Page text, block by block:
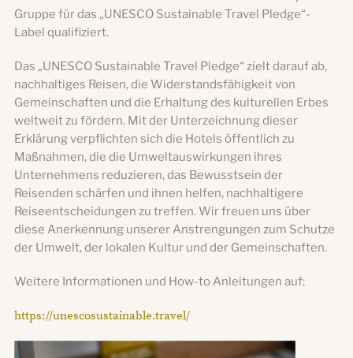
Gruppe für das „UNESCO Sustainable Travel Pledge“-
Label qualifiziert.
Das „UNESCO Sustainable Travel Pledge“ zielt darauf ab,
nachhaltiges Reisen, die Widerstandsfähigkeit von
Gemeinschaften und die Erhaltung des kulturellen Erbes
weltweit zu fördern. Mit der Unterzeichnung dieser
Erklärung verpflichten sich die Hotels öffentlich zu
Maßnahmen, die die Umweltauswirkungen ihres
Unternehmens reduzieren, das Bewusstsein der
Reisenden schärfen und ihnen helfen, nachhaltigere
Reiseentscheidungen zu treffen. Wir freuen uns über
diese Anerkennung unserer Anstrengungen zum Schutze
der Umwelt, der lokalen Kultur und der Gemeinschaften.
Weitere Informationen und How-to Anleitungen auf:
https://unescosustainable.travel/